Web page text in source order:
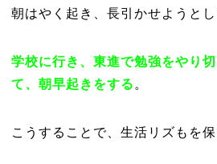
朝はやく起き、長引かせようとし
学校に行き、東進で勉強をやり
て、朝早起きをする 。
こうすることで、生活リズもを保